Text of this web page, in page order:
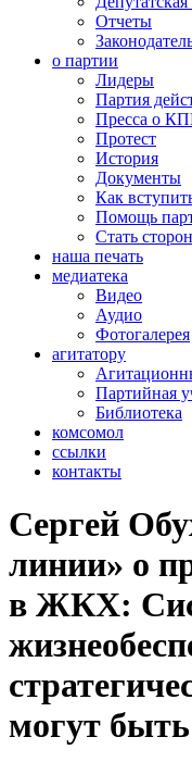
Отчеты
о партии
Лидеры
Партия
Пресса о
Протест
История
Документы
Как
Помощь
Стать
наша печать
медиатека
Видео
Аудио
Фотогалерея
агитатору
Партийная
Библиотека
комсомол
ссылки
контакты
Сергей
линии» о
в ЖКХ:
могут